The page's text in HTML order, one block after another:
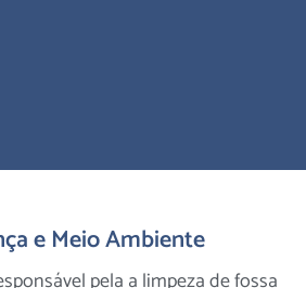
e Meio Ambiente
pela a limpeza de fossa